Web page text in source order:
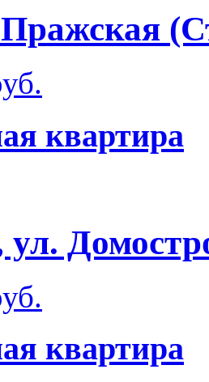
квартира
ул.
квартира